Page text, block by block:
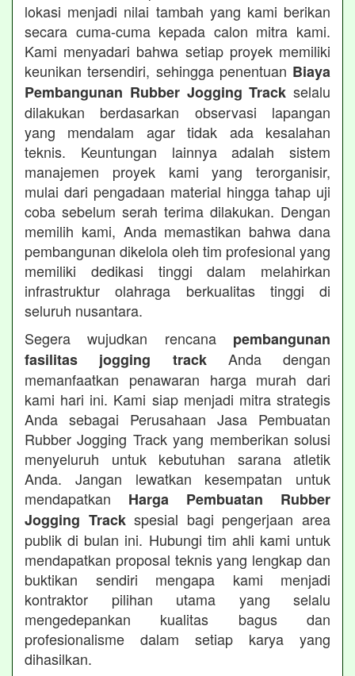
lokasi menjadi nilai tambah yang kami berikan
secara cuma-cuma kepada calon mitra kami.
Kami menyadari bahwa setiap proyek memiliki
keunikan tersendiri, sehingga penentuan Biaya
Pembangunan Rubber Jogging Track selalu
dilakukan berdasarkan observasi lapangan
yang mendalam agar tidak ada kesalahan
teknis. Keuntungan lainnya adalah sistem
manajemen proyek kami yang terorganisir,
mulai dari pengadaan material hingga tahap uji
coba sebelum serah terima dilakukan. Dengan
memilih kami, Anda memastikan bahwa dana
pembangunan dikelola oleh tim profesional yang
memiliki dedikasi tinggi dalam melahirkan
infrastruktur olahraga berkualitas tinggi di
seluruh nusantara.
Segera wujudkan rencana pembangunan
fasilitas jogging trackAnda dengan
memanfaatkan penawaran harga murah dari
kami hari ini. Kami siap menjadi mitra strategis
Anda sebagai Perusahaan Jasa Pembuatan
Rubber Jogging Track yang memberikan solusi
menyeluruh untuk kebutuhan sarana atletik
Anda. Jangan lewatkan kesempatan untuk
mendapatkan Harga Pembuatan Rubber
Jogging Trackspesial bagi pengerjaan area
publik di bulan ini. Hubungi tim ahli kami untuk
mendapatkan proposal teknis yang lengkap dan
buktikan sendiri mengapa kami menjadi
kontraktor pilihan utama yang selalu
mengedepankan kualitas bagus dan
profesionalisme dalam setiap karya yang
dihasilkan.